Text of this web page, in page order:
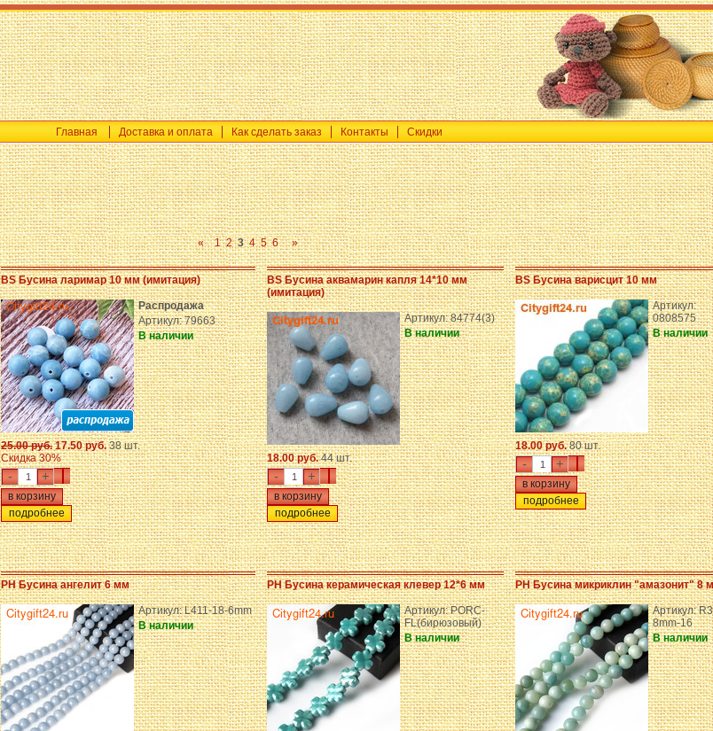
Главная Доставка и оплата Как сделать заказ Контакты Скидки
«
1 2 3 4 5 6 »
BS Бусина ларимар 10 мм (имитация)
Распродажа
Артикул: 79663
В наличии
25.00 руб.17.50 руб.38 шт.
Скидка 30%
- +
подробнее
BS Бусина аквамарин капля 14*10 мм
(имитация)
Артикул: 84774(3)
В наличии
18.00 руб.44 шт.
- +
подробнее
BS Бусина варисцит 10 мм
Артикул:
0808575
В наличии
18.00 руб.80 шт.
- +
подробнее
PH Бусина ангелит 6 мм
Артикул: L411-18-6mm
В наличии
PH Бусина керамическая клевер 12*6 мм
Артикул: PORC-
FL(бирюзовый)
В наличии
PH Бусина микриклин "амазонит" 8
Артикул:
8mm-16
В наличии